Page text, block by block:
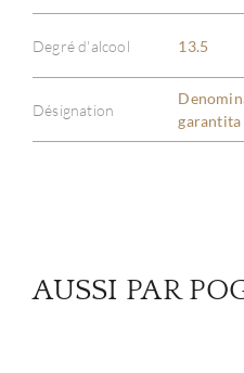
Degré d'alcool 13.5
Désignation
garantita
AUSSI PAR